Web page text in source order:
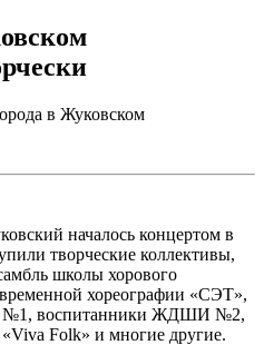
в Жуковском
началось концертом в
творческие коллективы,
школы хорового
хореографии «СЭТ»,
№1, воспитанники ЖДШИ №2,
Folk» и многие другие.